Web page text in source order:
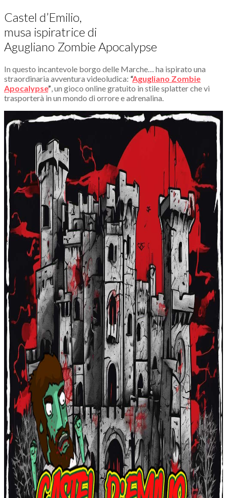
Castel d’Emilio,
musa ispiratrice di
Agugliano Zombie Apocalypse
In questo incantevole borgo delle Marche… ha ispirato una
straordinaria avventura videoludica: “Agugliano Zombie
Apocalypse” , un gioco online gratuito in stile splatter che vi
trasporterà in un mondo di orrore e adrenalina.